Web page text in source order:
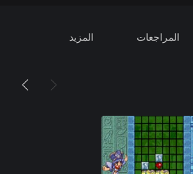
المراجعات المزيد